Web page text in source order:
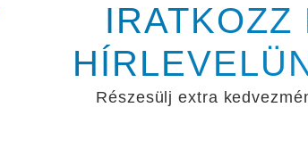
IRATKOZZ
Részesülj extra